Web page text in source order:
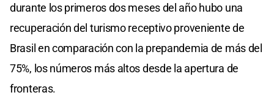
durante los primeros dos meses del año hubo una
recuperación del turismo receptivo proveniente de
Brasil en comparación con la prepandemia de más del
75%, los números más altos desde la apertura de
fronteras.